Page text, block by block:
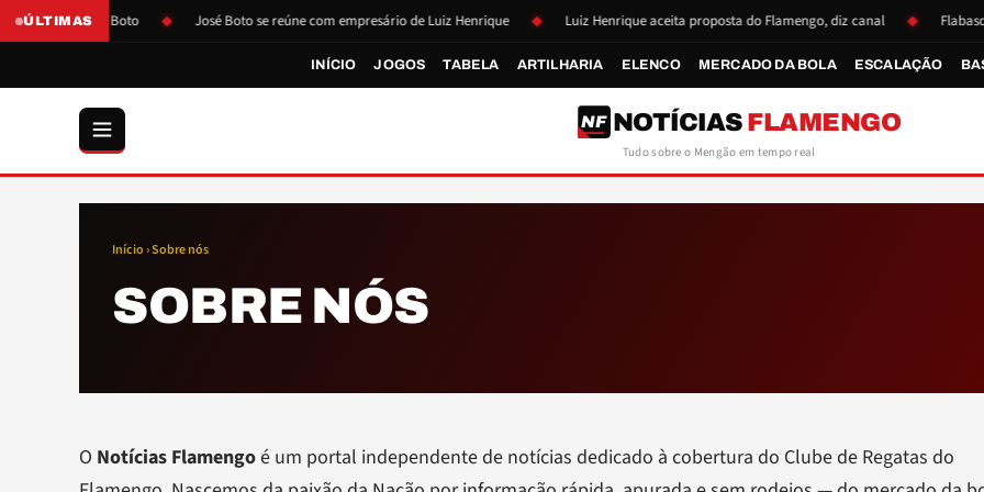
ÚLTIMAS
de Boto José Boto se reúne com empresário de Luiz Henrique Luiz Henrique aceita proposta do Flamengo, diz canal
INÍCIO JOGOS TABELA ARTILHARIA ELENCO MERCADO DA BOLA ESCALAÇÃO
NF NOTÍCIAS FLAMENGO
Tudo sobre o Mengão em tempo real
Início › Sobre nós
SOBRE NÓS
O Notícias Flamengoé um portal independente de notícias dedicado à cobertura do Clube de Regatas do